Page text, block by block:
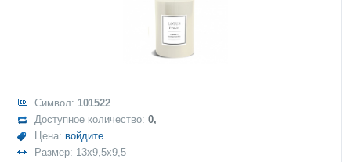
Символ: 101522
Доступное количество:0,
Цена: войдите
Размер: 13x9,5x9,5